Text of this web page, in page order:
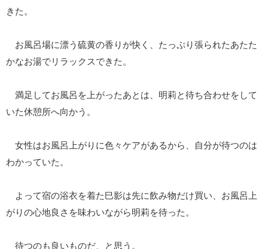
きた。
お風呂場に漂う硫黄の香りが快く、たっぷり張られたあたた
かなお湯でリラックスできた。
満足してお風呂を上がったあとは、明莉と待ち合わせをして
いた休憩所へ向かう。
女性はお風呂上がりに色々ケアがあるから、自分が待つのは
わかっていた。
よって宿の浴衣を着た巳影は先に飲み物だけ買い、お風呂上
がりの心地良さを味わいながら明莉を待った。
待つのも良いものだ、と思う。